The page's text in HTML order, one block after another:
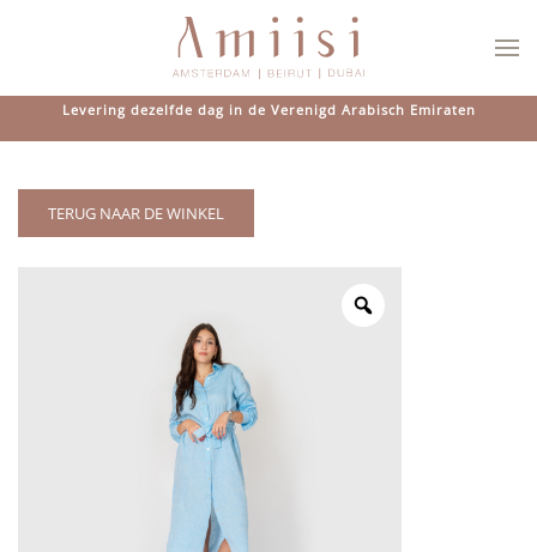
Overslaan en naar de inhoud gaan
Levering dezelfde dag in de Verenigd Arabisch Emiraten
TERUG NAAR DE WINKEL